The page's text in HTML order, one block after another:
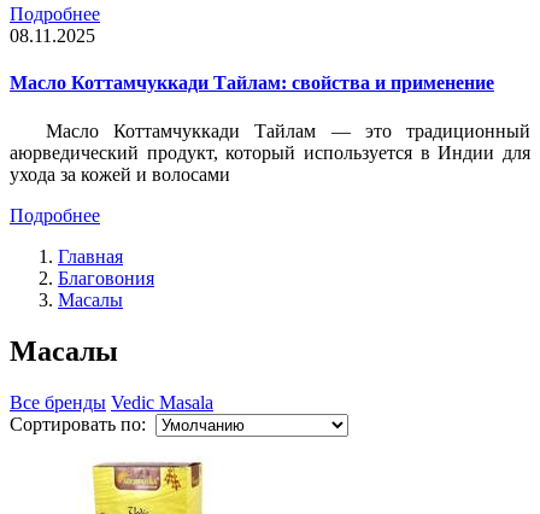
Подробнее
08.11.2025
Масло Коттамчуккади Тайлам: свойства и применение
Масло Коттамчуккади Тайлам — это традиционный
аюрведический продукт, который используется в Индии для
ухода за кожей и волосами
Подробнее
Главная
Благовония
Масалы
Масалы
Все бренды Vedic Masala
Сортировать по: